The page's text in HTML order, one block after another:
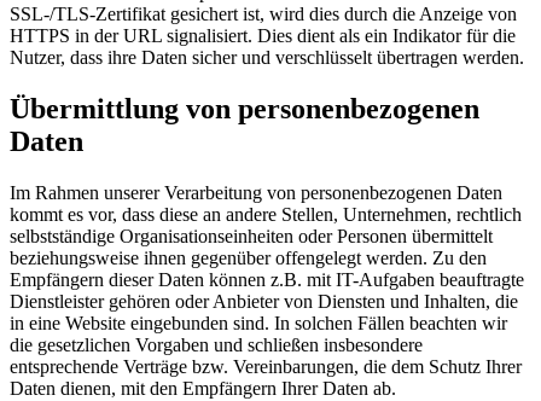
SSL-/TLS-Zertifikat gesichert ist, wird dies durch die Anzeige von
HTTPS in der URL signalisiert. Dies dient als ein Indikator für die
Nutzer, dass ihre Daten sicher und verschlüsselt übertragen werden.
Übermittlung von personenbezogenen
Daten
Im Rahmen unserer Verarbeitung von personenbezogenen Daten
kommt es vor, dass diese an andere Stellen, Unternehmen, rechtlich
selbstständige Organisationseinheiten oder Personen übermittelt
beziehungsweise ihnen gegenüber offengelegt werden. Zu den
Empfängern dieser Daten können z.B. mit IT-Aufgaben beauftragte
Dienstleister gehören oder Anbieter von Diensten und Inhalten, die
in eine Website eingebunden sind. In solchen Fällen beachten wir
die gesetzlichen Vorgaben und schließen insbesondere
entsprechende Verträge bzw. Vereinbarungen, die dem Schutz Ihrer
Daten dienen, mit den Empfängern Ihrer Daten ab.